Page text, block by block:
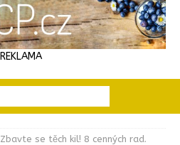
REKLAMA
Zbavte se těch kil! 8 cenných rad.